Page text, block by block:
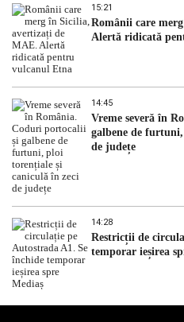
15:21
Românii care
Alertă ridicată
14:45
Vreme severă în
galbene de
de județe
14:28
Restricții de
temporar ieșirea